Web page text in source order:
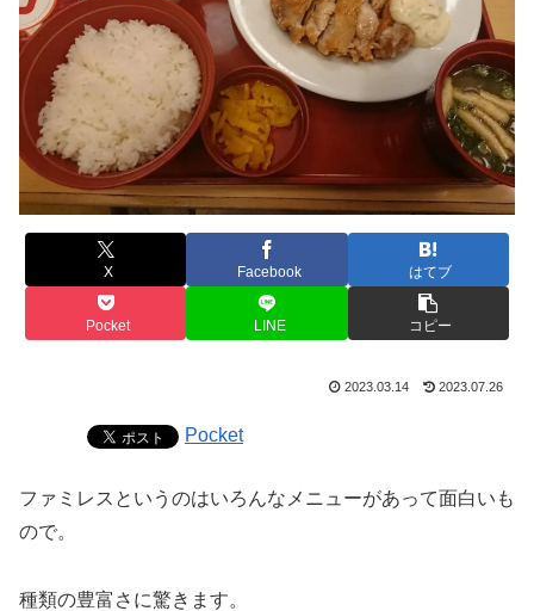
X Facebook はてブ
Pocket LINE コピー
2023.03.14 2023.07.26
Pocket
ファミレスというのはいろんなメニューがあって面白いも
ので。
種類の豊富さに驚きます。